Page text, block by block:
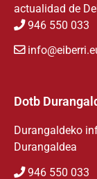
actualidad de
946 550 033
Dotb
Durangaldeko
Durangaldea
946 550 033